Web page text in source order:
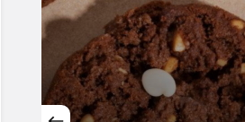
Gündüz Modu
Gündüz modunu seçin.
Gece Modu
Gece modunu seçin.